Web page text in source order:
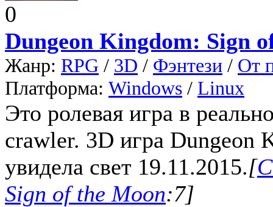
0
Dungeon Kingdom: Sign
Жанр: RPG / 3D / Фэнтези / От
Платформа: Windows / Linux
Это ролевая игра в
crawler. 3D игра Dungeon
увидела свет 19.11.2015.[
Sign of the Moon:7]